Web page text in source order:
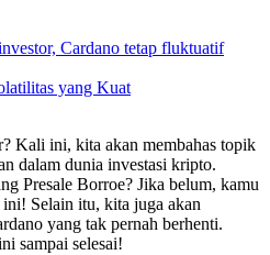
Cardano tetap fluktuatif
yang Kuat
Kali ini, kita akan membahas topik
dalam dunia investasi kripto.
Presale Borroe? Jika belum, kamu
Selain itu, kita juga akan
yang tak pernah berhenti.
sampai selesai!